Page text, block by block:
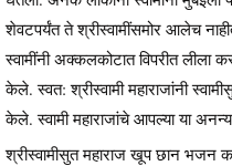
शेवटपर्यंत ते श्रीस्वामींसमोर आलेच
स्वामींनी अक्कलकोटात विपरीत
केले. स्वत: श्रीस्वामी महाराजांनी
केले. स्वामी महाराजांचे आपल्या या
श्रीस्वामीसुत महाराज खूप छान भजन